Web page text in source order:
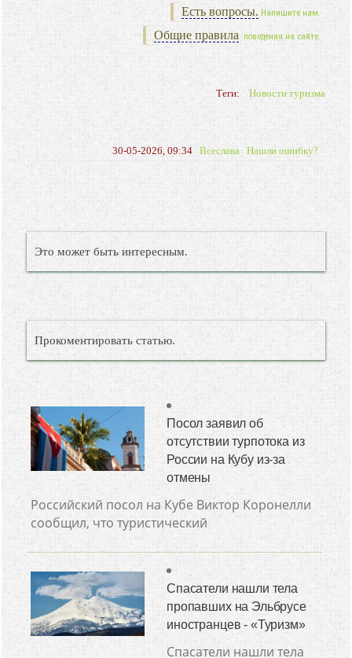
Есть вопросы. Напишите нам.
Общие правила поведения на сайте.
Теги: Новости туризма
30-05-2026, 09:34 Всеслава Нашли ошибку?
Это может быть интересным.
Прокоментировать статью.
Посол заявил об
отсутствии турпотока из
России на Кубу из-за
отмены
Российский посол на Кубе Виктор Коронелли
сообщил, что туристический
Спасатели нашли тела
пропавших на Эльбрусе
иностранцев - «Туризм»
Спасатели нашли тела